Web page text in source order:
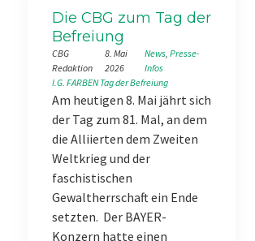
Die CBG zum Tag der
Befreiung
CBG
Redaktion
8. Mai
2026
News, Presse-
Infos
I.G. FARBEN Tag der Befreiung
Am heutigen 8. Mai jährt sich
der Tag zum 81. Mal, an dem
die Alliierten dem Zweiten
Weltkrieg und der
faschistischen
Gewaltherrschaft ein Ende
setzten. Der BAYER-
Konzern hatte einen